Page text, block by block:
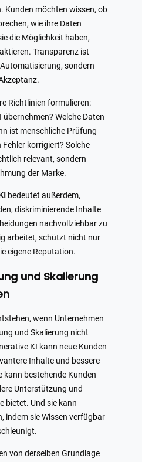
Kunden möchten wissen, ob
wie ihre Daten
die Möglichkeit haben,
Transparenz ist
sondern
Richtlinien formulieren:
Welche Daten
ist menschliche Prüfung
korrigiert? Solche
relevant, sondern
der Marke.
bedeutet außerdem,
diskriminierende Inhalte
nachvollziehbar zu
arbeitet, schützt nicht nur
eigene Reputation.
und Skalierung
wenn Unternehmen
und Skalierung nicht
KI kann neue Kunden
Inhalte und bessere
kann bestehende Kunden
Unterstützung und
bietet. Und sie kann
indem sie Wissen verfügbar
von derselben Grundlage